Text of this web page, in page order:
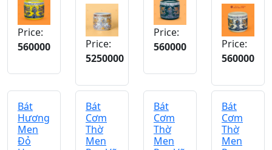
Price:
560000
Price:
5250000
Price:
560000
Price:
560000
Bát
Hương
Men
Đỏ
Bát
Cơm
Thờ
Men
Bát
Cơm
Thờ
Men
Bát
Cơm
Thờ
Men